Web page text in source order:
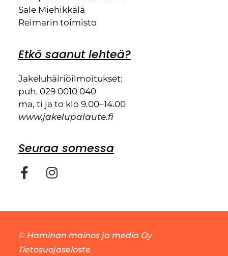
Sale Miehikkälä
Reimarin toimisto
Etkö saanut lehteä?
Jakeluhäiriöilmoitukset:
puh. 029 0010 040
ma, ti ja to klo 9.00–14.00
www.jakelupalaute.fi
Seuraa somessa
© Haminan mainos ja media Oy
Tietosuojaseloste